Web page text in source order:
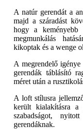
A natúr gerendát a
majd a száradást
hogy a keményebb
megmunkálás
kikoptak és a wenge
A megrendelő
gerendák táblásító
méret után a
A loft stílusra
került kialakításra
szabadságot,
gerendáknak.